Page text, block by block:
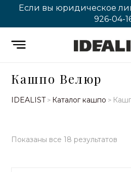
Если вы юридическое
926-04-
Кашпо Велюр
IDEALIST> Каталог кашпо >
Показаны все 18 результатов